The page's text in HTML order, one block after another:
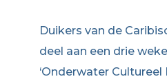
Duikers van de
deel aan een drie
‘Onderwater